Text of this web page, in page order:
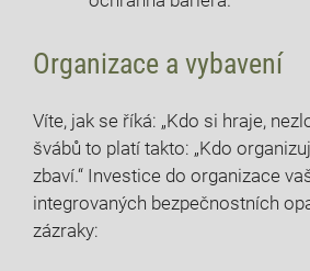
Organizace ⁤a vybavení
Víte, jak se říká:⁤ „Kdo si hraje,⁢
švábů to platí takto: „Kdo
zbaví.“ Investice do organizace
integrovaných‍ bezpečnostních
zázraky: